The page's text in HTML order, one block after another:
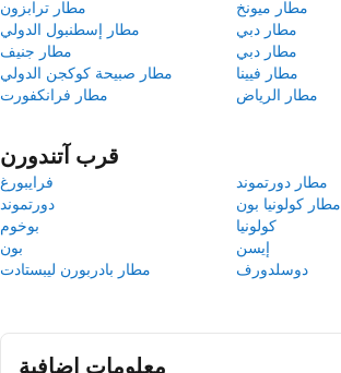
مطار ترابزون
مطار ميونخ
مطار إسطنبول الدولي
مطار دبي
مطار جنيف
مطار دبي
مطار صبيحة كوكجن الدولي
مطار فيينا
مطار فرانكفورت
مطار الرياض
قرب آتندورن
فرايبورغ
مطار دورتموند
دورتموند
مطار كولونيا بون
بوخوم
كولونيا
بون
إيسن
مطار بادربورن ليبستادت
دوسلدورف
معلومات إضافية